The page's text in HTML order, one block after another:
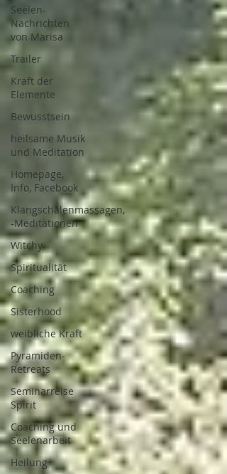
Seelen-
Nachrichten
von Marisa
Trailer
Kraft der
Elemente
Bewusstsein
heilsame Musik
und Meditation
Homepage,
Info, Facebook
Klangschalenmassagen,
-Meditationen
Witchy
Spiritualität
Coaching
Sisterhood
weibliche Kraft
Pyramiden-
Retreats
Seminarreise
Spirit
Coaching und
Seelenarbeit
Heilung